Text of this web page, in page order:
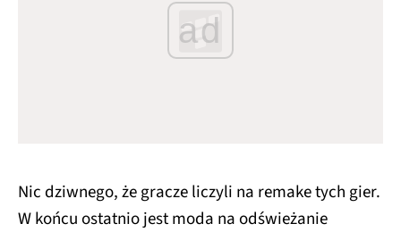
ad
Nic dziwnego, że gracze liczyli na remake tych gier.
W końcu ostatnio jest moda na odświeżanie